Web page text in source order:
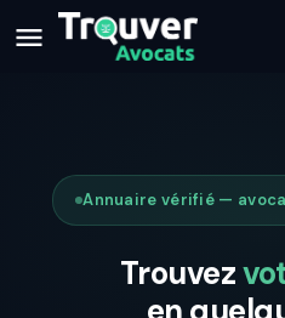
Annuaire vérifié —
Trouvez